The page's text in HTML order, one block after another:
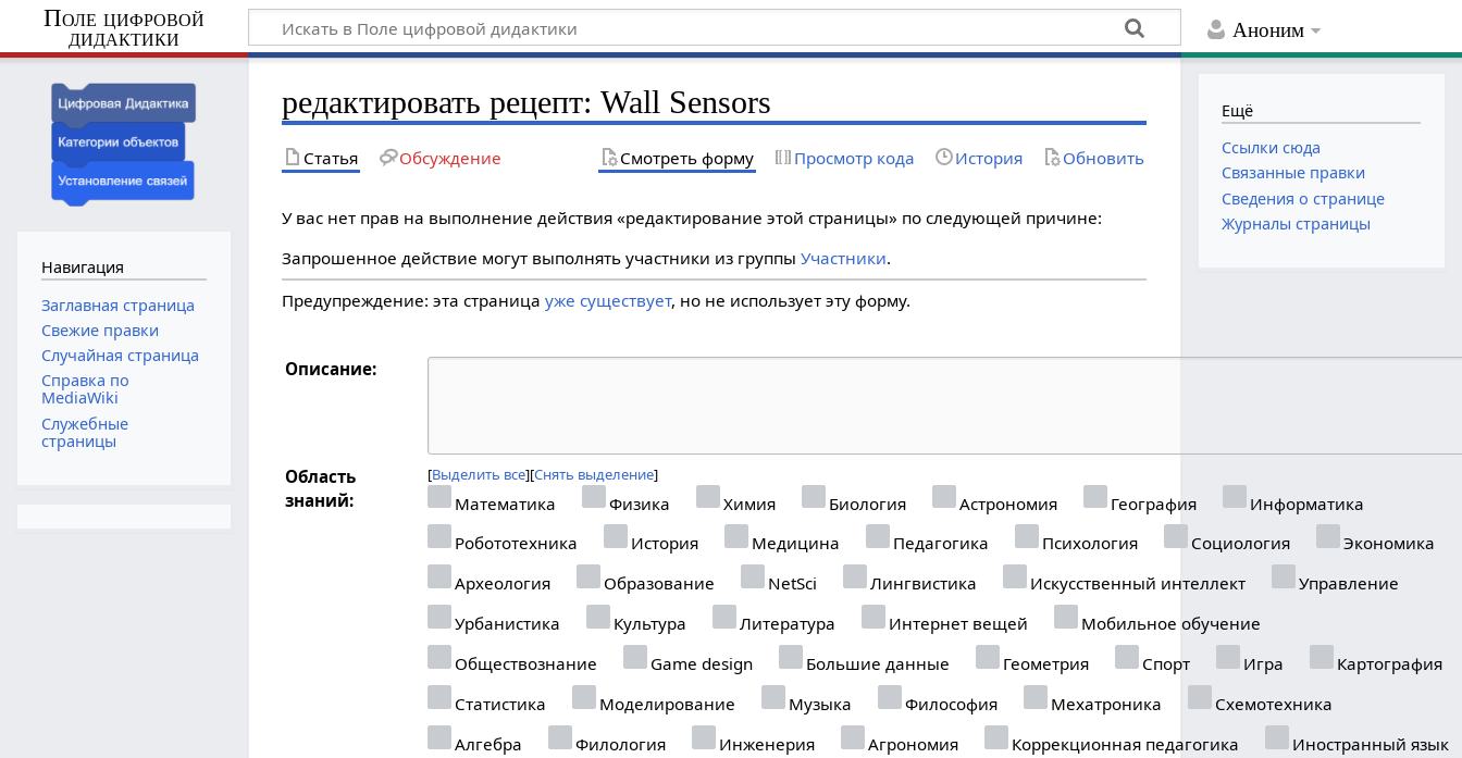
Аноним
Поле цифровой
дидактики
редактировать рецепт: Wall Sensors
Статья Обсуждение Смотреть форму Просмотр кода История Обновить
У вас нет прав на выполнение действия «редактирование этой страницы» по следующей причине:
Запрошенное действие могут выполнять участники из группыУчастники.
Предупреждение: эта страницауже существует, но не использует эту форму.
Описание:
Область
знаний:
Выделить все Снять выделение
Математика Физика Химия Биология Астрономия География
Информатика
Робототехника
История Медицина Педагогика Психология Социология
Экономика
Археология
Образование NetSci Лингвистика Искусственный интеллект
Управление
Урбанистика
Культура Литература Интернет вещей
Мобильное обучение
Обществознание
Game design Большие данные Геометрия Спорт Игра
Картография
Статистика
Моделирование Музыка Философия Мехатроника
Схемотехника
Алгебра
Филология Инженерия Агрономия Коррекционная педагогика
Иностранный язык
Навигация
Заглавная страница
Свежие правки
Случайная страница
Справка по
MediaWiki
Служебные
страницы
Ещё
Ссылки сюда
Связанные правки
Сведения о странице
Журналы страницы